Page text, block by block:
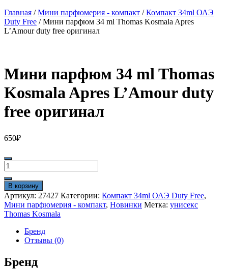
Главная /Мини парфюмерия - компакт /Компакт 34ml ОАЭ
Duty Free / Мини парфюм 34 ml Thomas Kosmala Apres
L’Amour duty free оригинал
Мини парфюм 34 ml Thomas
Kosmala Apres L’Amour duty
free оригинал
650₽
Количество
товара
Мини
парфюм
34
ml
Thomas
Kosmala
Apres
L'Amour
duty
free
В корзину
Артикул: 27427 Категории: Компакт 34ml ОАЭ Duty Free,
Мини парфюмерия - компакт, Новинки Метка: унисекс
Thomas Kosmala
Бренд
Отзывы (0)
Бренд